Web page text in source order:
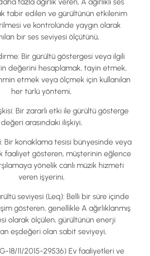
tabir edilen ve gürültünün etkilenim
ve kontrolünde yaygın olarak
bir ses seviyesi ölçütünü,
Bir gürültü göstergesi veya ilgili
değerini hesaplamak, tayin etmek,
etmek veya ölçmek için kullanılan
her türlü yöntemi,
Bir zararlı etki ile gürültü gösterge
değeri arasındaki ilişkiyi,
Bir konaklama tesisi bünyesinde veya
faaliyet gösteren, müşterinin eğlence
yönelik canlı müzik hizmeti
veren işyerini,
seviyesi (Leq): Belli bir süre içinde
gösteren, genellikle A ağırlıklanmış
olarak ölçülen, gürültünün enerji
eşdeğeri olan sabit seviyeyi,
18/11/2015-29536) Ev faaliyetleri ve